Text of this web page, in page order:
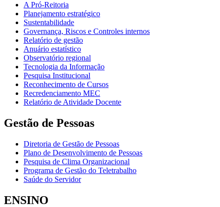
A Pró-Reitoria
Planejamento estratégico
Sustentabilidade
Governança, Riscos e Controles internos
Relatório de gestão
Anuário estatístico
Observatório regional
Tecnologia da Informação
Pesquisa Institucional
Reconhecimento de Cursos
Recredenciamento MEC
Relatório de Atividade Docente
Gestão de Pessoas
Diretoria de Gestão de Pessoas
Plano de Desenvolvimento de Pessoas
Pesquisa de Clima Organizacional
Programa de Gestão do Teletrabalho
Saúde do Servidor
ENSINO